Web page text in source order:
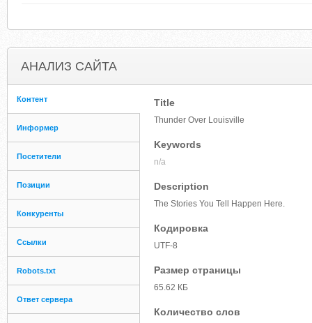
АНАЛИЗ САЙТА
Контент
Информер
Посетители
Позиции
Конкуренты
Ссылки
Robots.txt
Ответ сервера
Title
Thunder Over Louisville
Keywords
n/a
Description
The Stories You Tell Happen Here.
Кодировка
UTF-8
Размер страницы
65.62 КБ
Количество слов